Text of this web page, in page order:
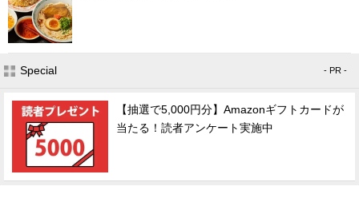
Special - PR -
【抽選で5,000円分】Amazonギフトカードが
当たる！読者アンケート実施中